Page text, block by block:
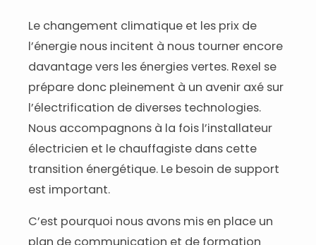
Le changement climatique et les prix de
l’énergie nous incitent à nous tourner encore
davantage vers les énergies vertes. Rexel se
prépare donc pleinement à un avenir axé sur
l’électrification de diverses technologies.
Nous accompagnons à la fois l’installateur
électricien et le chauffagiste dans cette
transition énergétique. Le besoin de support
est important.
C’est pourquoi nous avons mis en place un